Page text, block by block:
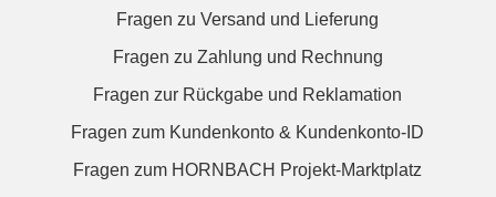
Fragen zu Versand und Lieferung
Fragen zu Zahlung und Rechnung
Fragen zur Rückgabe und Reklamation
Fragen zum Kundenkonto & Kundenkonto-ID
Fragen zum HORNBACH Projekt-Marktplatz